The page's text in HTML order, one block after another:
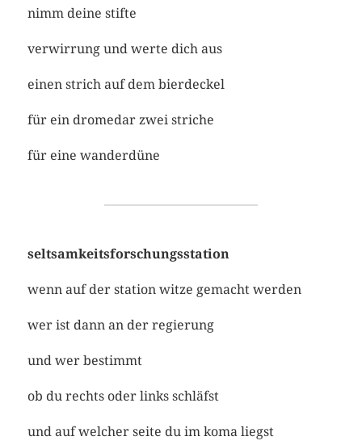
nimm deine stifte
verwirrung und werte dich aus
einen strich auf dem bierdeckel
für ein dromedar zwei striche
für eine wanderdüne
seltsamkeitsforschungsstation
wenn auf der station witze gemacht werden
wer ist dann an der regierung
und wer bestimmt
ob du rechts oder links schläfst
und auf welcher seite du im koma liegst